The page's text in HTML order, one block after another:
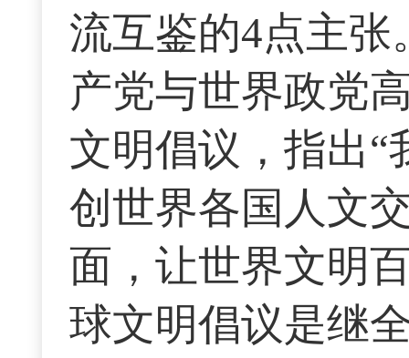
流互鉴的4点主
产党与世界政党
文明倡议，指出
创世界各国人文
面，让世界文明
球文明倡议是继